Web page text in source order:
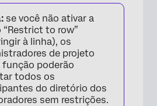
se você não ativar a
“Restrict to row”
à linha), os
de projeto
função poderão
todos os
do diretório dos
sem restrições.